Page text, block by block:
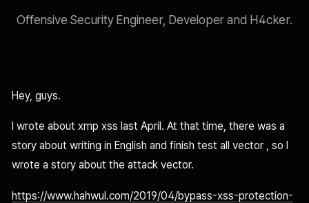
Offensive Security Engineer, Developer and H4cker.
Hey, guys.
I wrote about xmp xss last April. At that time, there was a
story about writing in English and finish test all vector , so I
wrote a story about the attack vector.
https://www.hahwul.com/2019/04/bypass-xss-protection-